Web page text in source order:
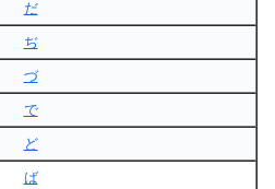
だ
ぢ
づ
で
ど
ば